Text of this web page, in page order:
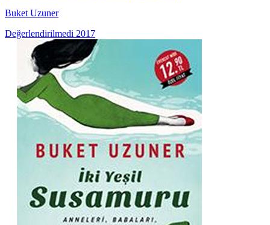
Buket Uzuner
Değerlendirilmedi 2017